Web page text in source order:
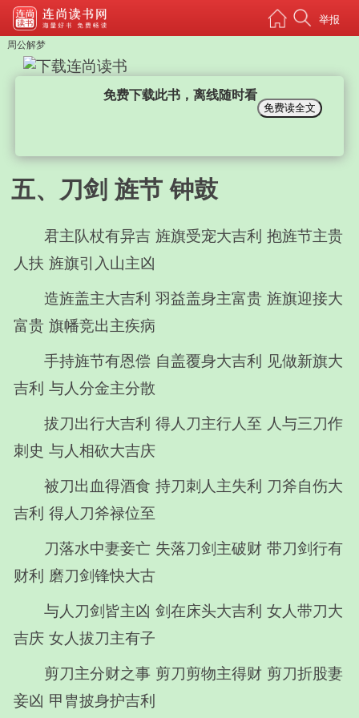
举报
免费下载此书，离线随时看
免费读全文
周公解梦
五、刀剑 旌节 钟鼓
君主队杖有异吉 旌旗受宠大吉利 抱旌节主贵
人扶 旌旗引入山主凶
造旌盖主大吉利 羽益盖身主富贵 旌旗迎接大
富贵 旗幡竞出主疾病
手持旌节有恩偿 自盖覆身大吉利 见做新旗大
吉利 与人分金主分散
拔刀出行大吉利 得人刀主行人至 人与三刀作
刺史 与人相砍大吉庆
被刀出血得酒食 持刀刺人主失利 刀斧自伤大
吉利 得人刀斧禄位至
刀落水中妻妾亡 失落刀剑主破财 带刀剑行有
财利 磨刀剑锋快大古
与人刀剑皆主凶 剑在床头大吉利 女人带刀大
吉庆 女人拔刀主有子
剪刀主分财之事 剪刀剪物主得财 剪刀折股妻
妾凶 甲胄披身护吉利